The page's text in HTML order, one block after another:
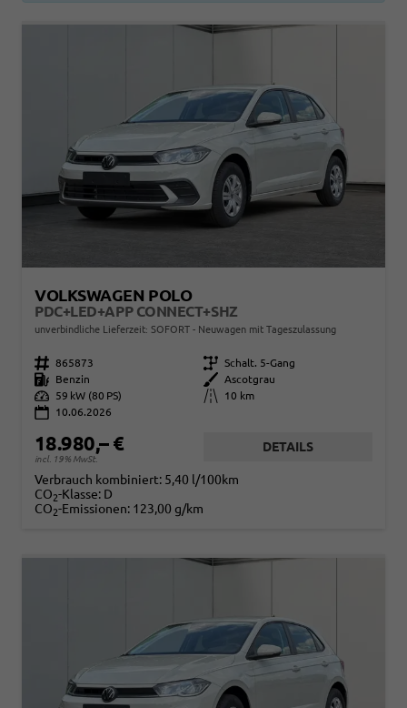
VOLKSWAGEN POLO
PDC+LED+APP CONNECT+SHZ
unverbindliche Lieferzeit: SOFORT Neuwagen mit Tageszulassung
Fahrzeugnr. 865873 Getriebe Schalt. 5-Gang
Kraftstoff
Benzin Außenfarbe
Ascotgrau
Leistung
59 kW (80 PS) Kilometerstand
10 km
10.06.2026
18.980,– €
incl. 19% MwSt.
DETAILS
Verbrauch kombiniert: 5,40 l/100km
CO2-Klasse: D
CO2-Emissionen: 123,00 g/km